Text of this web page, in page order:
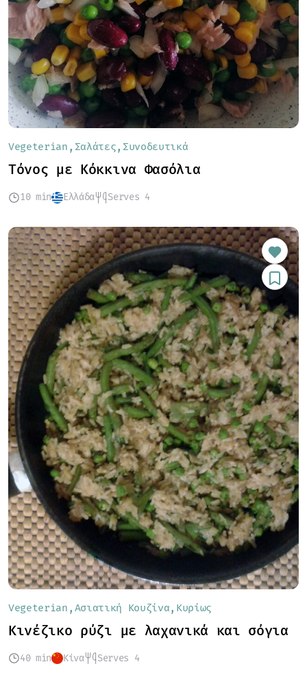
Vegeterian Σαλάτες Συνοδευτικά
Τόνος με Κόκκινα Φασόλια
10 min Ελλάδα Serves 4
Vegeterian Ασιατική Κουζίνα Κυρίως
Κινέζικο ρύζι με λαχανικά και σόγια
40 min Κίνα Serves 4